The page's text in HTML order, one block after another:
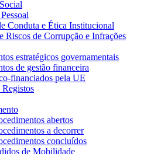
Conduta e Ética Institucional
Riscos de Corrupção e Infrações
estratégicos governamentais
de gestão financeira
financiados pela UE
abertos
a decorrer
concluídos
de Mobilidade